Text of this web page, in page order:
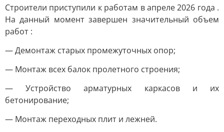
Строители приступили к работам в апреле 2026 года .
На данный момент завершен значительный объем
работ :
— Демонтаж старых промежуточных опор;
— Монтаж всех балок пролетного строения;
— Устройство арматурных каркасов и их
бетонирование;
— Монтаж переходных плит и лежней.